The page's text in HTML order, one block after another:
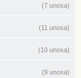
(7 unosa)
(11 unosa)
(10 unosa)
(9 unosa)